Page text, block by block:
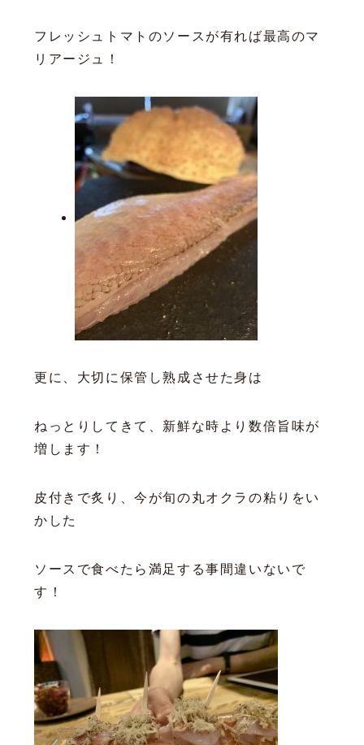
フレッシュトマトのソースが有れば最高のマ
リアージュ！
更に、大切に保管し熟成させた身は
ねっとりしてきて、新鮮な時より数倍旨味が
増します！
皮付きで炙り、今が旬の丸オクラの粘りをい
かした
ソースで食べたら満足する事間違いないで
す！